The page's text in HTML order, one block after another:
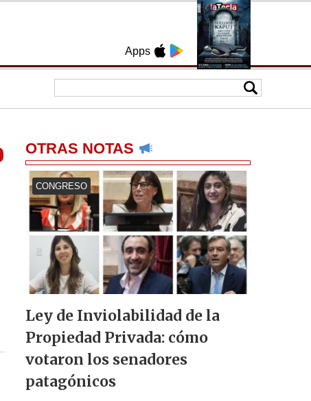
Apps
OTRAS NOTAS
CONGRESO
Ley de Inviolabilidad de la
Propiedad Privada: cómo
votaron los senadores
patagónicos